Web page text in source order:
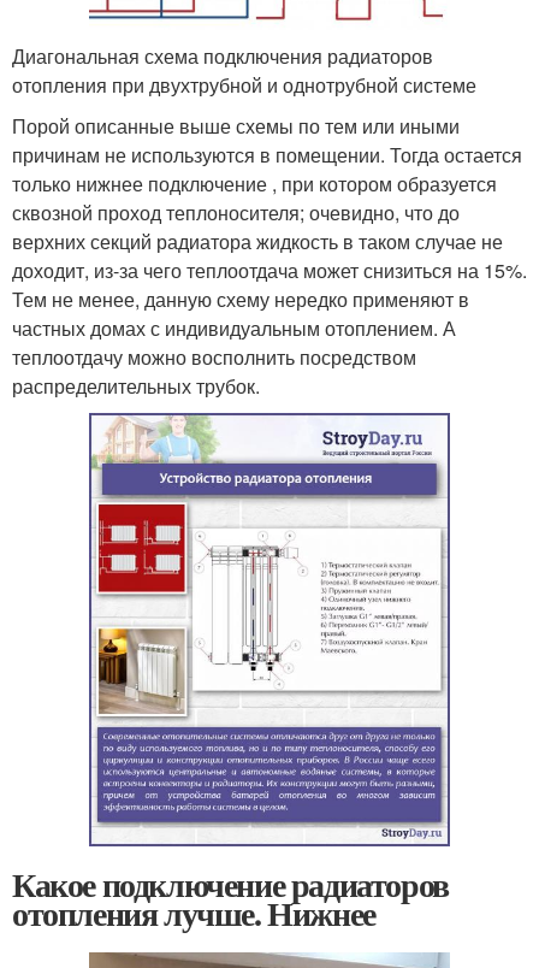
Диагональная схема подключения радиаторов
отопления при двухтрубной и однотрубной системе
Порой описанные выше схемы по тем или иными
причинам не используются в помещении. Тогда остается
только нижнее подключение , при котором образуется
сквозной проход теплоносителя; очевидно, что до
верхних секций радиатора жидкость в таком случае не
доходит, из-за чего теплоотдача может снизиться на 15%.
Тем не менее, данную схему нередко применяют в
частных домах с индивидуальным отоплением. А
теплоотдачу можно восполнить посредством
распределительных трубок.
Какое подключение радиаторов
отопления лучше. Нижнее